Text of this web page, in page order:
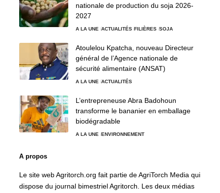
nationale de production du soja 2026-
2027
A LA UNE ACTUALITÉS FILIÈRES SOJA
Atoulelou Kpatcha, nouveau Directeur
général de l’Agence nationale de
sécurité alimentaire (ANSAT)
A LA UNE ACTUALITÉS
L’entrepreneuse Abra Badohoun
transforme le bananier en emballage
biodégradable
A LA UNE ENVIRONNEMENT
A propos
Le site web Agritorch.org fait partie de AgriTorch Media qui
dispose du journal bimestriel Agritorch. Les deux médias